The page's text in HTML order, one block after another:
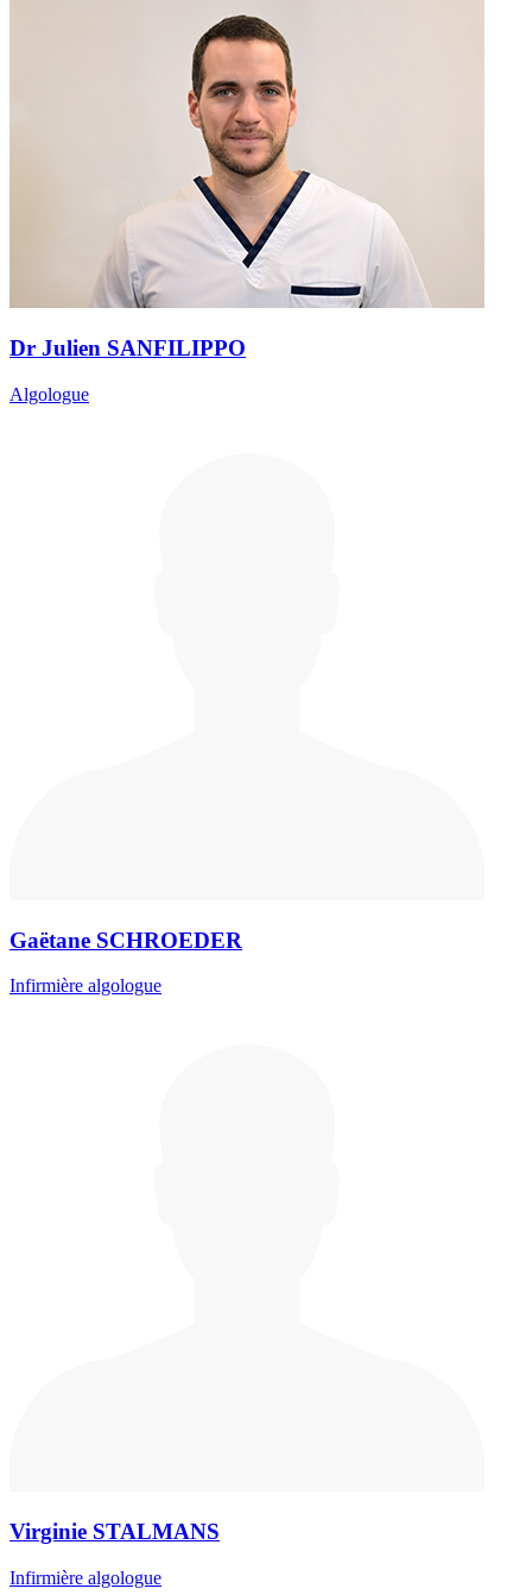
Dr Julien SANFILIPPO
Algologue
Gaëtane SCHROEDER
Infirmière algologue
Virginie STALMANS
Infirmière algologue